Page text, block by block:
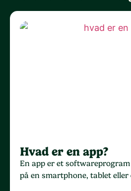
Hvad er en app?
En app er et
på en smartphone, tablet